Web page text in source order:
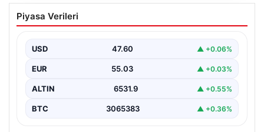
FETÖ’nün Marmaris Suikast Planındaki
Teröristin Detaylı İfadesi Gün yüzüne
15 Temmuz 2016 darbe girişimi sırasında
planlanan suikast girişiminin…
Piyasa Verileri
USD 47.60 ▲ +0.06%
EUR 55.03 ▲ +0.03%
ALTIN 6531.9 ▲ +0.55%
BTC 3065383 ▲ +0.36%